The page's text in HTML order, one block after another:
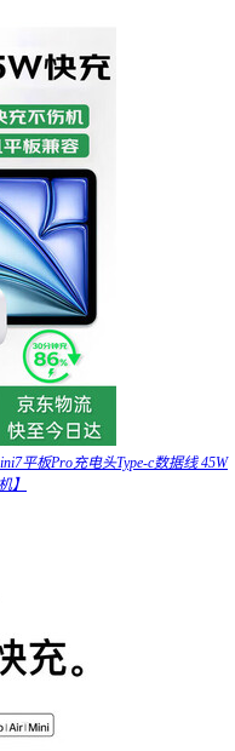
平板Pro充电头Type-c数据线 45W
】